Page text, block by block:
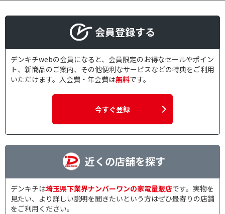
会員登録する
デンキチwebの会員になると、会員限定のお得なセールやポイン
ト、新商品のご案内、その他便利なサービスなどの特典をご利用
いただけます。入会費・年会費は無料です。
今すぐ登録
近くの店舗を探す
デンキチは埼玉県下業界ナンバーワンの家電量販店です。実物を
見たい、より詳しい説明を聞きたいという方はぜひ最寄りの店舗
をご利用ください。